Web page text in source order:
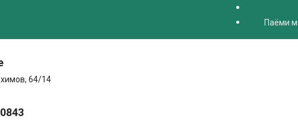
Паёми
64/14